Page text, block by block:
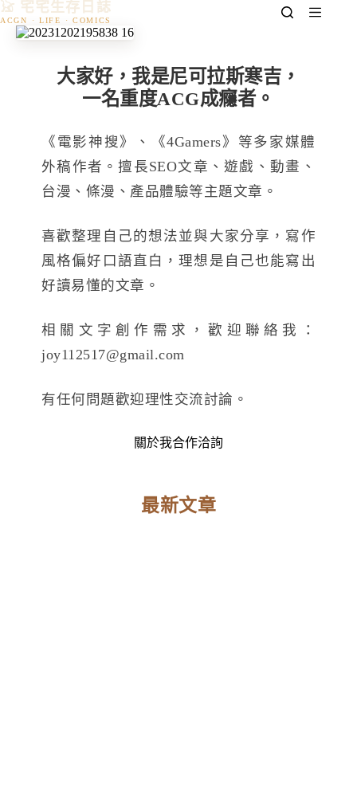
跳
𓃠 宅宅生存日誌
大家好，我是尼可拉斯寒吉，
一名重度ACG成癮者。
《電影神搜》、《4Gamers》等多家媒體
外稿作者。擅長SEO文章、遊戲、動畫、
台漫、條漫、產品體驗等主題文章。
喜歡整理自己的想法並與大家分享，寫作
風格偏好口語直白，理想是自己也能寫出
好讀易懂的文章。
相關文字創作需求，歡迎聯絡我：
joy112517@gmail.com
有任何問題歡迎理性交流討論。
關於我合作洽詢
最新文章